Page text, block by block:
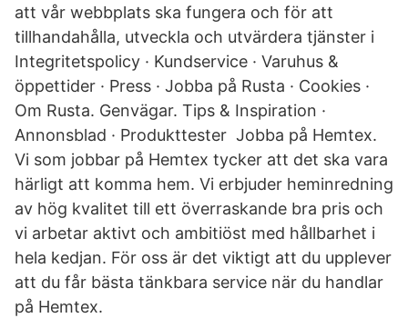
att vår webbplats ska fungera och för att
tillhandahålla, utveckla och utvärdera tjänster i
Integritetspolicy · Kundservice · Varuhus &
öppettider · Press · Jobba på Rusta · Cookies ·
Om Rusta. Genvägar. Tips & Inspiration ·
Annonsblad · Produkttester Jobba på Hemtex.
Vi som jobbar på Hemtex tycker att det ska vara
härligt att komma hem. Vi erbjuder heminredning
av hög kvalitet till ett överraskande bra pris och
vi arbetar aktivt och ambitiöst med hållbarhet i
hela kedjan. För oss är det viktigt att du upplever
att du får bästa tänkbara service när du handlar
på Hemtex.